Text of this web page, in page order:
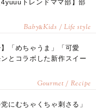
トレンドママ部】部
Baby&Kids / Life style
】「めちゃうま」「可愛
とコラボした新作スイー
Gourmet / Recipe
にむちゃくちゃ刺さる」